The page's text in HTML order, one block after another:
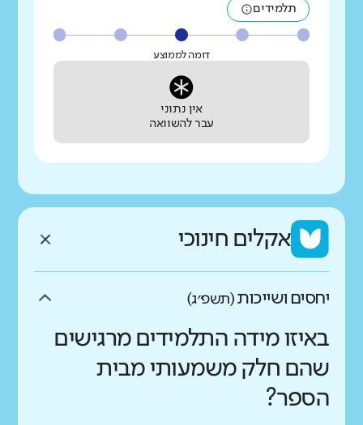
תלמידים
דומה לממוצע
אין נתוני
עבר להשוואה
אקלים חינוכי
יחסים ושייכות(תשפ״ג)
באיזו מידה התלמידים מרגישים
שהם חלק משמעותי מבית
הספר?